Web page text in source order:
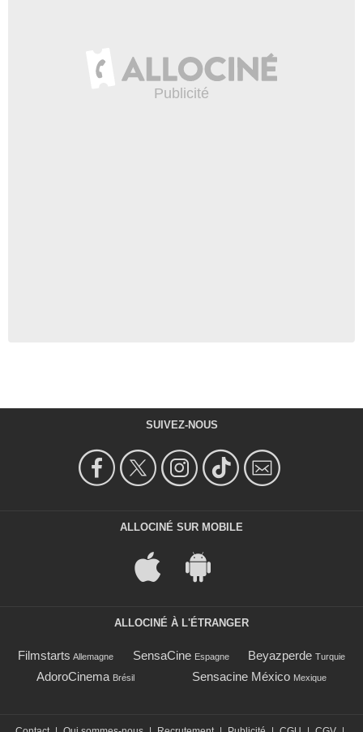
SUIVEZ-NOUS
ALLOCINÉ SUR MOBILE
ALLOCINÉ À L'ÉTRANGER
Filmstarts Allemagne SensaCine Espagne Beyazperde Turquie
AdoroCinema Brésil Sensacine México Mexique